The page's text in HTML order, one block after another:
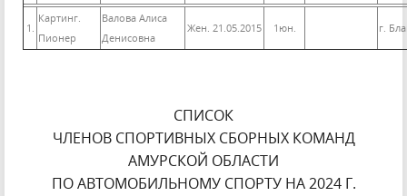
1.
Картинг.
Пионер
Валова Алиса
Денисовна
Жен. 21.05.2015 1юн. г.
СПИСОК
ЧЛЕНОВ СПОРТИВНЫХ СБОРНЫХ КОМАНД
АМУРСКОЙ ОБЛАСТИ
ПО АВТОМОБИЛЬНОМУ СПОРТУ НА 2024 Г.